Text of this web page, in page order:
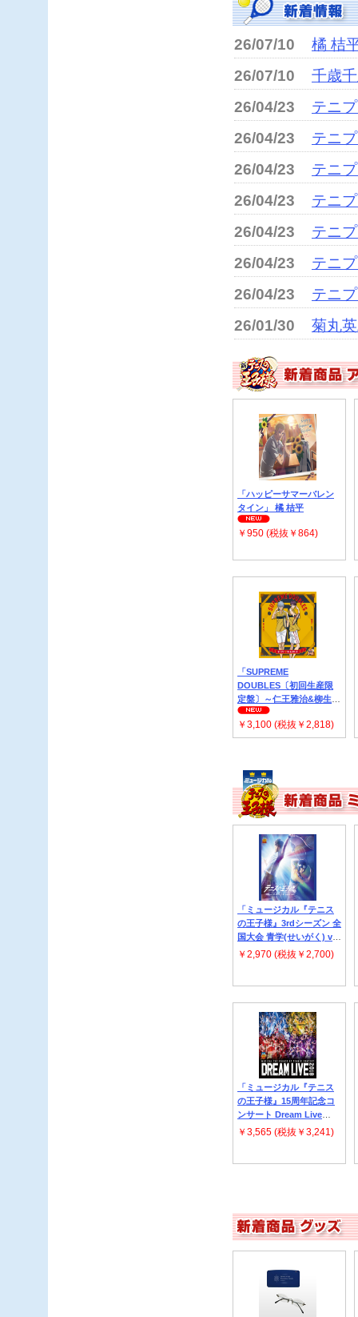
26/07/10
橘 桔
26/07/10
千歳
26/04/23
テニプリ
26/04/23
テニプリ
26/04/23
テニプリ
26/04/23
テニプリ“D”
26/04/23
テニプリ
26/04/23
テニプリ
26/04/23
テニプ
26/01/30
菊丸
「ハッピーサマーバレン
タイン」 橘 桔平
￥950 (税抜￥864)
「SUPREME
DOUBLES〔初回生産限
定盤〕～仁王雅治&柳生比
呂士 ジャケット仕様～」
テニプリ“D”オールスター
ズ
￥3,100 (税抜￥2,818)
「ミュージカル『テニス
の王子様』3rdシーズン 全
国大会 青学(せいがく) vs
立海 後編」 V.A.
￥2,970 (税抜￥2,700)
「ミュージカル『テニス
の王子様』15周年記念コ
ンサート Dream Live
2018」 V.A.
￥3,565 (税抜￥3,241)